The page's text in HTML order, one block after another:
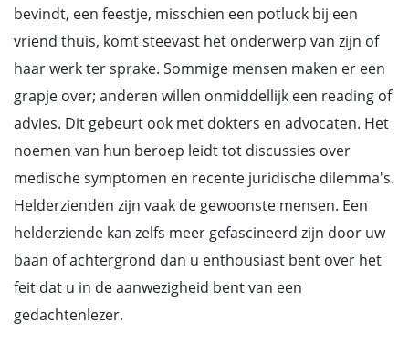
bevindt, een feestje, misschien een potluck bij een
vriend thuis, komt steevast het onderwerp van zijn of
haar werk ter sprake. Sommige mensen maken er een
grapje over; anderen willen onmiddellijk een reading of
advies. Dit gebeurt ook met dokters en advocaten. Het
noemen van hun beroep leidt tot discussies over
medische symptomen en recente juridische dilemma's.
Helderzienden zijn vaak de gewoonste mensen. Een
helderziende kan zelfs meer gefascineerd zijn door uw
baan of achtergrond dan u enthousiast bent over het
feit dat u in de aanwezigheid bent van een
gedachtenlezer.